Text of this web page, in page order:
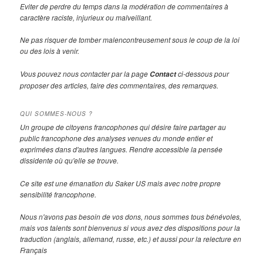
Eviter de perdre du temps dans la modération de commentaires à
caractère raciste, injurieux ou malveillant.
Ne pas risquer de tomber malencontreusement sous le coup de la loi
ou des lois à venir.
Vous pouvez nous contacter par la page Contactci-dessous pour
proposer des articles, faire des commentaires, des remarques.
QUI SOMMES-NOUS ?
Un groupe de citoyens francophones qui désire faire partager au
public francophone des analyses venues du monde entier et
exprimées dans d'autres langues. Rendre accessible la pensée
dissidente où qu'elle se trouve.
Ce site est une émanation du Saker US mais avec notre propre
sensibilité francophone.
Nous n'avons pas besoin de vos dons, nous sommes tous bénévoles,
mais vos talents sont bienvenus si vous avez des dispositions pour la
traduction (anglais, allemand, russe, etc.) et aussi pour la relecture en
Français